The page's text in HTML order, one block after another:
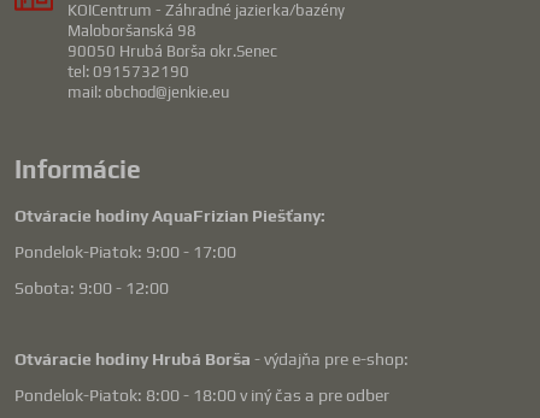
KOICentrum - Záhradné jazierka/bazény
Maloboršanská 98
90050 Hrubá Borša okr.Senec
tel: 0915732190
mail: obchod@jenkie.eu
Informácie
Otváracie hodiny AquaFrizian Piešťany:
Pondelok-Piatok: 9:00 - 17:00
Sobota: 9:00 - 12:00
Otváracie hodiny Hrubá Borša - výdajňa pre e-shop:
Pondelok-Piatok: 8:00 - 18:00 v iný čas a pre odber